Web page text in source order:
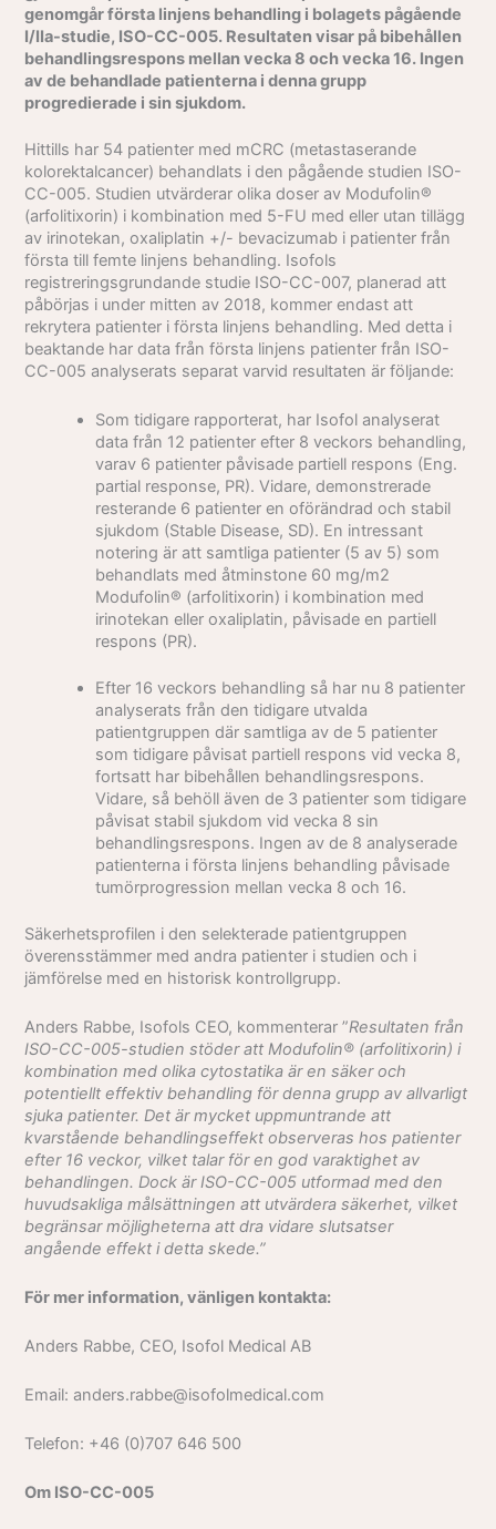
genomgår första linjens behandling i bolagets pågående
I/IIa-studie, ISO-CC-005. Resultaten visar på bibehållen
behandlingsrespons mellan vecka 8 och vecka 16. Ingen
av de behandlade patienterna i denna grupp
progredierade i sin sjukdom.
Hittills har 54 patienter med mCRC (metastaserande
kolorektalcancer) behandlats i den pågående studien ISO-
CC-005. Studien utvärderar olika doser av Modufolin®
(arfolitixorin) i kombination med 5-FU med eller utan tillägg
av irinotekan, oxaliplatin +/- bevacizumab i patienter från
första till femte linjens behandling. Isofols
registreringsgrundande studie ISO-CC-007, planerad att
påbörjas i under mitten av 2018, kommer endast att
rekrytera patienter i första linjens behandling. Med detta i
beaktande har data från första linjens patienter från ISO-
CC-005 analyserats separat varvid resultaten är följande:
Som tidigare rapporterat, har Isofol analyserat
data från 12 patienter efter 8 veckors behandling,
varav 6 patienter påvisade partiell respons (Eng.
partial response, PR). Vidare, demonstrerade
resterande 6 patienter en oförändrad och stabil
sjukdom (Stable Disease, SD). En intressant
notering är att samtliga patienter (5 av 5) som
behandlats med åtminstone 60 mg/m2
Modufolin® (arfolitixorin) i kombination med
irinotekan eller oxaliplatin, påvisade en partiell
respons (PR).
Efter 16 veckors behandling så har nu 8 patienter
analyserats från den tidigare utvalda
patientgruppen där samtliga av de 5 patienter
som tidigare påvisat partiell respons vid vecka 8,
fortsatt har bibehållen behandlingsrespons.
Vidare, så behöll även de 3 patienter som tidigare
påvisat stabil sjukdom vid vecka 8 sin
behandlingsrespons. Ingen av de 8 analyserade
patienterna i första linjens behandling påvisade
tumörprogression mellan vecka 8 och 16.
Säkerhetsprofilen i den selekterade patientgruppen
överensstämmer med andra patienter i studien och i
jämförelse med en historisk kontrollgrupp.
Anders Rabbe, Isofols CEO, kommenterar ”Resultaten från
ISO-CC-005-studien stöder att Modufolin® (arfolitixorin) i
kombination med olika cytostatika är en säker och
potentiellt effektiv behandling för denna grupp av allvarligt
sjuka patienter. Det är mycket uppmuntrande att
kvarstående behandlingseffekt observeras hos patienter
efter 16 veckor, vilket talar för en god varaktighet av
behandlingen. Dock är ISO-CC-005 utformad med den
huvudsakliga målsättningen att utvärdera säkerhet, vilket
begränsar möjligheterna att dra vidare slutsatser
angående effekt i detta skede.”
För mer information, vänligen kontakta:
Anders Rabbe, CEO, Isofol Medical AB
E­mail: anders.rabbe@isofolmedical.com
Telefon: +46 (0)707 646 500
Om ISO-CC-005